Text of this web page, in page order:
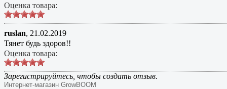
Оценка товара:
ruslan, 21.02.2019
Тянет будь здоров!!
Оценка товара:
Зарегистрируйтесь, чтобы создать отзыв.
Интернет-магазин GrowBOOM